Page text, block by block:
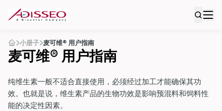
小册子 麦可维® 用户指南
麦可维® 用户指南
纯维生素一般不适合直接使用，必须经过加工才能确保其功
效。也就是说，维生素产品的生物功效是影响预混料和饲料性
能的决定性因素。